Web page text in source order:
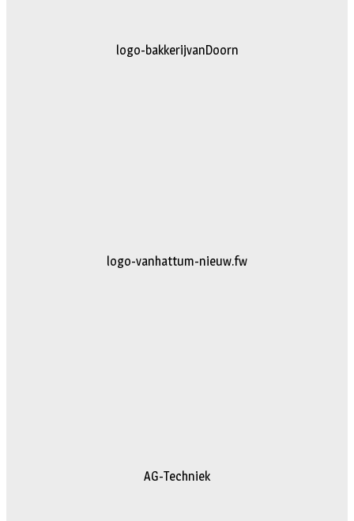
logo-bakkerijvanDoorn
logo-vanhattum-nieuw.fw
AG-Techniek